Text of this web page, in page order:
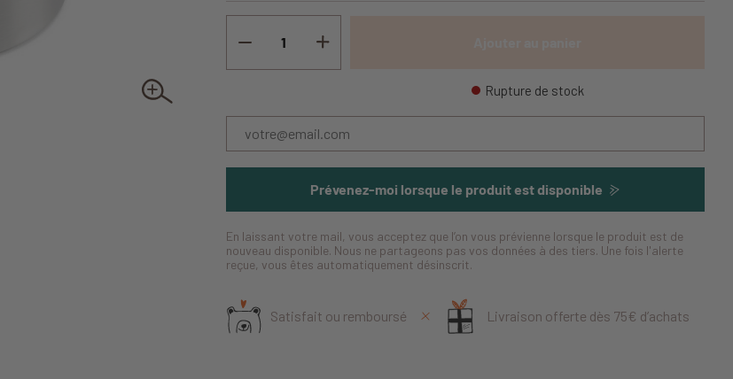
Rupture de stock
Prévenez-moi lorsque le produit est disponible
En laissant votre mail, vous acceptez que l’on vous prévienne lorsque le produit est de
nouveau disponible. Nous ne partageons pas vos données à des tiers. Une fois l'alerte
reçue, vous êtes automatiquement désinscrit.
Satisfait ou remboursé Livraison offerte dès 75€ d’achats